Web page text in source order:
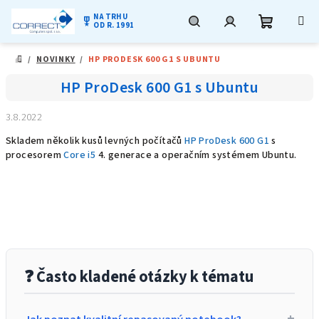
military_tech NA TRHU
OD R. 1991
DOMŮ
/ NOVINKY / HP PRODESK 600 G1 S UBUNTU
HP ProDesk 600 G1 s Ubuntu
3.8.2022
Skladem několik kusů levných počítačůHP ProDesk 600 G1 s
procesoremCore i5 4. generace a operačním systémem Ubuntu.
❓ Často kladené otázky k tématu